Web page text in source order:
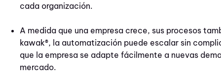
cada organización.
A medida que una empresa crece, sus procesos
kawak®, la automatización puede escalar sin
que la empresa se adapte fácilmente a nuevas
mercado.